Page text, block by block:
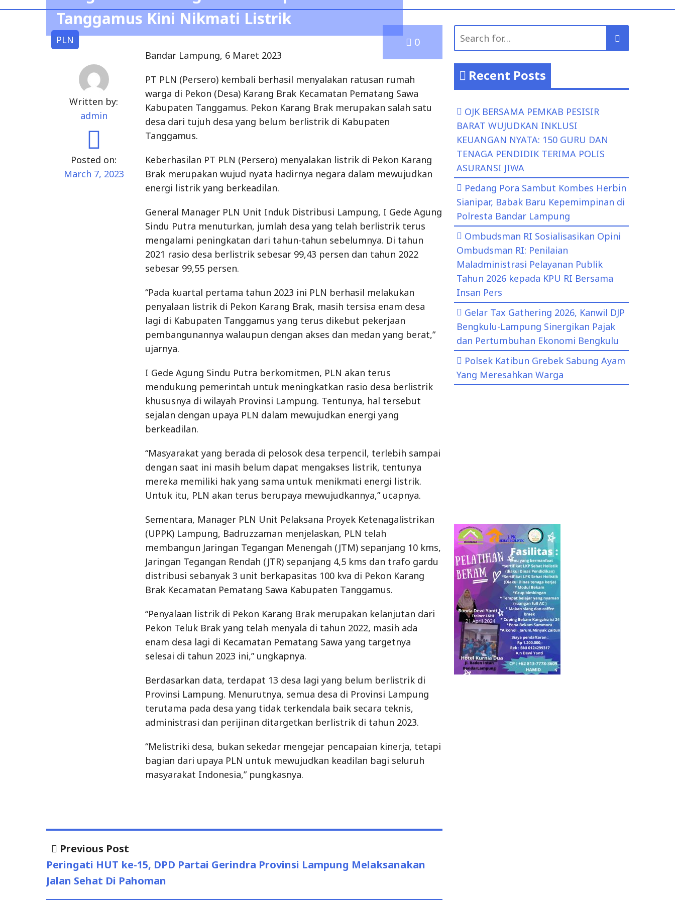
PLN 0
Tanggamus Kini Nikmati Listrik
Written by:
admin
Posted on:
March 7, 2023
Bandar Lampung, 6 Maret 2023
PT PLN (Persero) kembali berhasil menyalakan ratusan rumah
warga di Pekon (Desa) Karang Brak Kecamatan Pematang Sawa
Kabupaten Tanggamus. Pekon Karang Brak merupakan salah satu
desa dari tujuh desa yang belum berlistrik di Kabupaten
Tanggamus.
Keberhasilan PT PLN (Persero) menyalakan listrik di Pekon Karang
Brak merupakan wujud nyata hadirnya negara dalam mewujudkan
energi listrik yang berkeadilan.
General Manager PLN Unit Induk Distribusi Lampung, I Gede Agung
Sindu Putra menuturkan, jumlah desa yang telah berlistrik terus
mengalami peningkatan dari tahun-tahun sebelumnya. Di tahun
2021 rasio desa berlistrik sebesar 99,43 persen dan tahun 2022
sebesar 99,55 persen.
“Pada kuartal pertama tahun 2023 ini PLN berhasil melakukan
penyalaan listrik di Pekon Karang Brak, masih tersisa enam desa
lagi di Kabupaten Tanggamus yang terus dikebut pekerjaan
pembangunannya walaupun dengan akses dan medan yang berat,”
ujarnya.
I Gede Agung Sindu Putra berkomitmen, PLN akan terus
mendukung pemerintah untuk meningkatkan rasio desa berlistrik
khususnya di wilayah Provinsi Lampung. Tentunya, hal tersebut
sejalan dengan upaya PLN dalam mewujudkan energi yang
berkeadilan.
“Masyarakat yang berada di pelosok desa terpencil, terlebih sampai
dengan saat ini masih belum dapat mengakses listrik, tentunya
mereka memiliki hak yang sama untuk menikmati energi listrik.
Untuk itu, PLN akan terus berupaya mewujudkannya,” ucapnya.
Sementara, Manager PLN Unit Pelaksana Proyek Ketenagalistrikan
(UPPK) Lampung, Badruzzaman menjelaskan, PLN telah
membangun Jaringan Tegangan Menengah (JTM) sepanjang 10 kms,
Jaringan Tegangan Rendah (JTR) sepanjang 4,5 kms dan trafo gardu
distribusi sebanyak 3 unit berkapasitas 100 kva di Pekon Karang
Brak Kecamatan Pematang Sawa Kabupaten Tanggamus.
“Penyalaan listrik di Pekon Karang Brak merupakan kelanjutan dari
Pekon Teluk Brak yang telah menyala di tahun 2022, masih ada
enam desa lagi di Kecamatan Pematang Sawa yang targetnya
selesai di tahun 2023 ini,” ungkapnya.
Berdasarkan data, terdapat 13 desa lagi yang belum berlistrik di
Provinsi Lampung. Menurutnya, semua desa di Provinsi Lampung
terutama pada desa yang tidak terkendala baik secara teknis,
administrasi dan perijinan ditargetkan berlistrik di tahun 2023.
“Melistriki desa, bukan sekedar mengejar pencapaian kinerja, tetapi
bagian dari upaya PLN untuk mewujudkan keadilan bagi seluruh
masyarakat Indonesia,” pungkasnya.
Post
navigation
Previous Post
post:
Peringati HUT ke-15, DPD Partai Gerindra Provinsi Lampung Melaksanakan
Jalan Sehat Di Pahoman
Search
Recent Posts
OJK BERSAMA PEMKAB PESISIR
BARAT WUJUDKAN INKLUSI
KEUANGAN NYATA: 150 GURU DAN
TENAGA PENDIDIK TERIMA POLIS
ASURANSI JIWA
Pedang Pora Sambut Kombes Herbin
Sianipar, Babak Baru Kepemimpinan di
Polresta Bandar Lampung
Ombudsman RI Sosialisasikan Opini
Ombudsman RI: Penilaian
Maladministrasi Pelayanan Publik
Tahun 2026 kepada KPU RI Bersama
Insan Pers
Gelar Tax Gathering 2026, Kanwil DJP
Bengkulu-Lampung Sinergikan Pajak
dan Pertumbuhan Ekonomi Bengkulu
Polsek Katibun Grebek Sabung Ayam
Yang Meresahkan Warga